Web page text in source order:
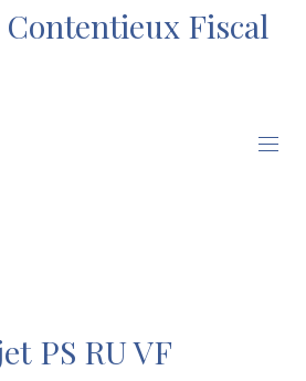
Fiscal
PS RU VF